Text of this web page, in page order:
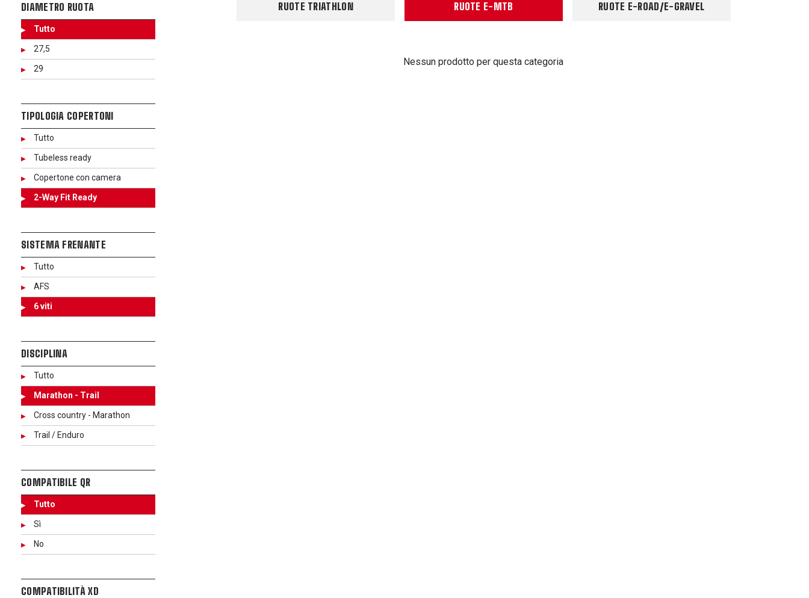
DIAMETRO RUOTA
Tutto
27,5
29
TIPOLOGIA COPERTONI
Tutto
Tubeless ready
Copertone con camera
2-Way Fit Ready
SISTEMA FRENANTE
Tutto
AFS
6 viti
DISCIPLINA
Tutto
Marathon - Trail
Cross country - Marathon
Trail / Enduro
COMPATIBILE QR
Tutto
Sì
No
COMPATIBILITÀ XD
RUOTE TRIATHLON RUOTE E-MTB RUOTE E-ROAD/E-GRAVEL
Nessun prodotto per questa categoria